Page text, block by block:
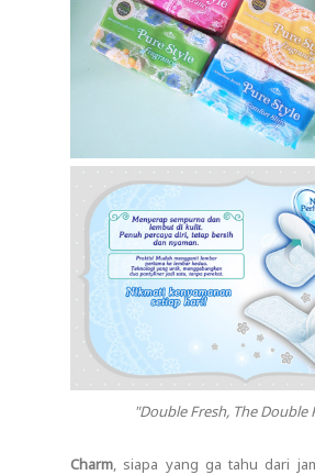
"Double Fresh, The Double
Charm, siapa yang ga tahu dari